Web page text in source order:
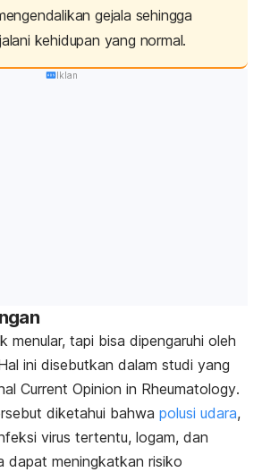
gejala sehingga
kehidupan yang normal.
Iklan
menular, tapi bisa dipengaruhi oleh
ini disebutkan dalam studi yang
Current Opinion in Rheumatology.
diketahui bahwa polusi udara,
virus tertentu, logam, dan
dapat meningkatkan risiko